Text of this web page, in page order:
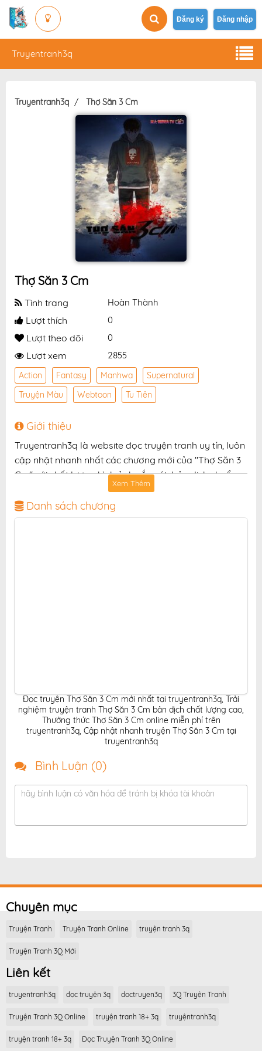
Đăng ký Đăng nhập
Truyentranh3q
Truyentranh3q Thợ Săn 3 Cm
Thợ Săn 3 Cm
Tình trạng Hoàn Thành
Lượt thích 0
Lượt theo dõi 0
Lượt xem 2855
Action Fantasy Manhwa
Supernatural
Truyện Màu
Webtoon Tu Tiên
Giới thiệu
Truyentranh3q là website đọc truyện tranh uy tín, luôn
cập nhật nhanh nhất các chương mới của "Thợ Săn 3
Cm" với chất lượng hình ảnh sắc nét, bản dịch chuẩn
và giao diện thân thiện, mang đến trải nghiệm đọc
truyện hấp dẫn, tiện lợi, hoàn toàn miễn phí cho độc
giả yêu thích truyện tranh online.
Xem Thêm
Danh sách chương
Đọc truyện Thợ Săn 3 Cm mới nhất tại truyentranh3q, Trải
nghiệm truyện tranh Thợ Săn 3 Cm bản dịch chất lượng cao,
Thưởng thức Thợ Săn 3 Cm online miễn phí trên
truyentranh3q, Cập nhật nhanh truyện Thợ Săn 3 Cm tại
truyentranh3q
Bình Luận (0)
hãy bình luận có văn hóa để tránh bị khóa tài khoản
Chuyên mục
Truyện Tranh Truyện Tranh Online truyện tranh 3q
Truyện Tranh 3Q Mới
Liên kết
truyentranh3q đọc truyện 3q doctruyen3q 3Q Truyện Tranh
Truyện Tranh 3Q Online truyện tranh 18+ 3q truyệntranh3q
truyện tranh 18+ 3q Đọc Truyện Tranh 3Q Online